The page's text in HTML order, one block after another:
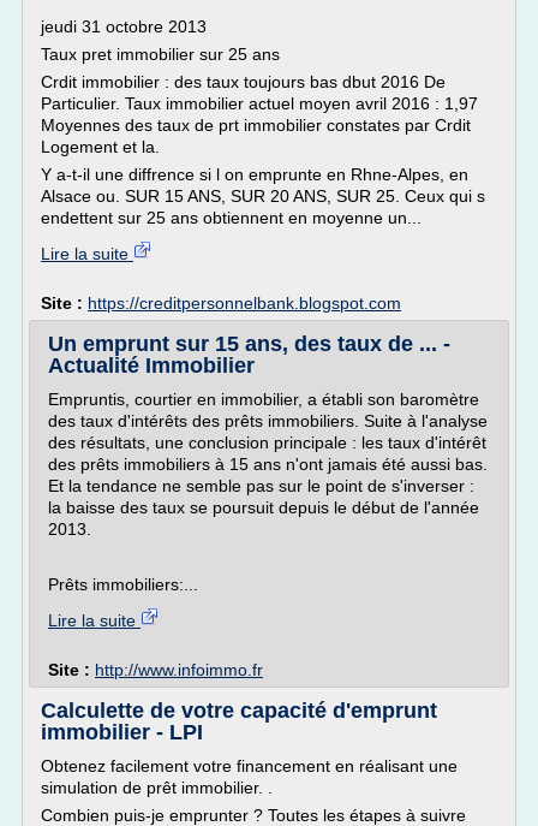
jeudi 31 octobre 2013
Taux pret immobilier sur 25 ans
Crdit immobilier : des taux toujours bas dbut 2016 De
Particulier. Taux immobilier actuel moyen avril 2016 : 1,97
Moyennes des taux de prt immobilier constates par Crdit
Logement et la.
Y a-t-il une diffrence si l on emprunte en Rhne-Alpes, en
Alsace ou. SUR 15 ANS, SUR 20 ANS, SUR 25. Ceux qui s
endettent sur 25 ans obtiennent en moyenne un...
Lire la suite
Site : https://creditpersonnelbank.blogspot.com
Un emprunt sur 15 ans, des taux de ... -
Actualité Immobilier
Empruntis, courtier en immobilier, a établi son baromètre
des taux d'intérêts des prêts immobiliers. Suite à l'analyse
des résultats, une conclusion principale : les taux d'intérêt
des prêts immobiliers à 15 ans n'ont jamais été aussi bas.
Et la tendance ne semble pas sur le point de s'inverser :
la baisse des taux se poursuit depuis le début de l'année
2013.
Prêts immobiliers:...
Lire la suite
Site : http://www.infoimmo.fr
Calculette de votre capacité d'emprunt
immobilier - LPI
Obtenez facilement votre financement en réalisant une
simulation de prêt immobilier. .
Combien puis-je emprunter ? Toutes les étapes à suivre